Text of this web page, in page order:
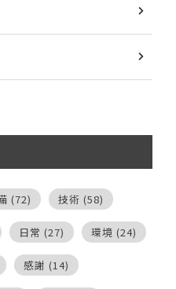
(72) 技術 (58)
日常 (27) 環境 (24)
感謝 (14)